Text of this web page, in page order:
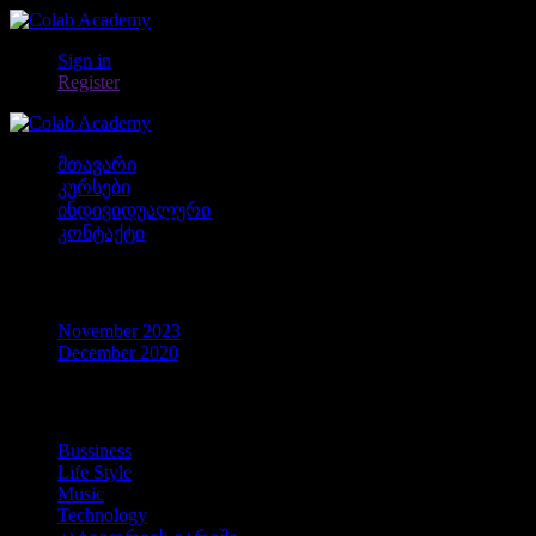
Sign in
Register
მთავარი
კურსები
ინდივიდუალური
კონტაქტი
November 2023
December 2020
Bussiness
Life Style
Music
Technology